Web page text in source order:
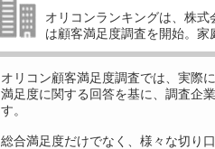
オリコンランキングは、株
は顧客満足度調査を開始。家
オリコン顧客満足度調査では、実際
満足度に関する回答を基に、調査企業
す。
総合満足度だけでなく、様々な切り